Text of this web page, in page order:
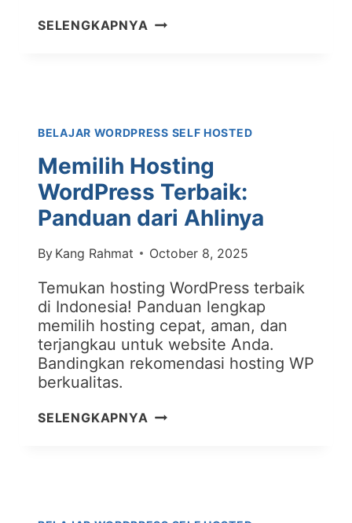
SELENGKAPNYA MENGELOLA
BATAS
BELAJAR WORDPRESS SELF HOSTED
Memilih Hosting
WordPress Terbaik:
Panduan dari Ahlinya
By Kang Rahmat October 8, 2025
Temukan hosting WordPress terbaik
di Indonesia! Panduan lengkap
memilih hosting cepat, aman, dan
terjangkau untuk website Anda.
Bandingkan rekomendasi hosting WP
berkualitas.
SELENGKAPNYA MEMILIH